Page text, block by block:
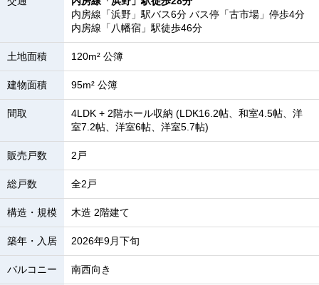
内房線「浜野」駅バス6分 バス停「古市場」停歩4分
内房線「八幡宿」駅徒歩46分
土地面積 120m² 公簿
建物面積 95m² 公簿
間取
4LDK + 2階ホール収納 (LDK16.2帖、和室4.5帖、洋
室7.2帖、洋室6帖、洋室5.7帖)
販売戸数 2戸
総戸数 全2戸
構造・規模 木造 2階建て
築年・入居 2026年9月下旬
バルコニー 南西向き